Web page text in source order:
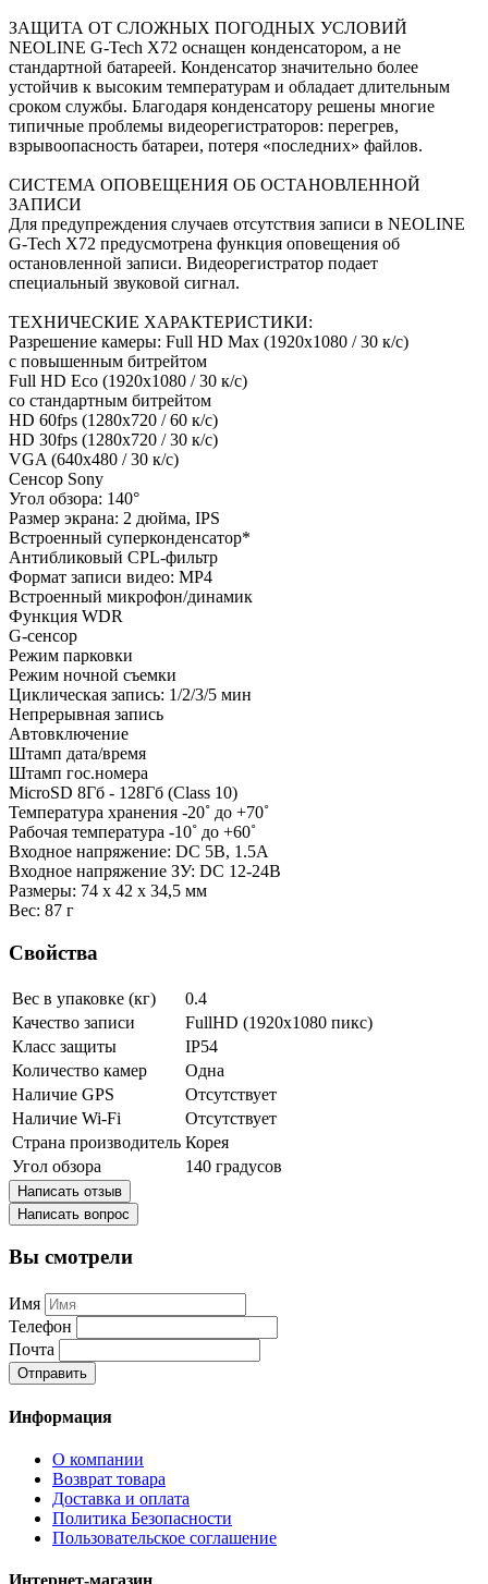
ЗАЩИТА ОТ СЛОЖНЫХ ПОГОДНЫХ УСЛОВИЙ
NEOLINE G-Tech X72 оснащен конденсатором, а не
стандартной батареей. Конденсатор значительно более
устойчив к высоким температурам и обладает длительным
сроком службы. Благодаря конденсатору решены многие
типичные проблемы видеорегистраторов: перегрев,
взрывоопасность батареи, потеря «последних» файлов.
СИСТЕМА ОПОВЕЩЕНИЯ ОБ ОСТАНОВЛЕННОЙ
ЗАПИСИ
Для предупреждения случаев отсутствия записи в NEOLINE
G-Tech X72 предусмотрена функция оповещения об
остановленной записи. Видеорегистратор подает
специальный звуковой сигнал.
ТЕХНИЧЕСКИЕ ХАРАКТЕРИСТИКИ:
Разрешение камеры: Full HD Max (1920x1080 / 30 к/c)
с повышенным битрейтом
Full HD Eco (1920x1080 / 30 к/c)
со стандартным битрейтом
HD 60fps (1280x720 / 60 к/c)
HD 30fps (1280x720 / 30 к/c)
VGA (640x480 / 30 к/c)
Сенсор Sony
Угол обзора: 140°
Размер экрана: 2 дюйма, IPS
Встроенный суперконденсатор*
Антибликовый CPL-фильтр
Формат записи видео: MP4
Встроенный микрофон/динамик
Функция WDR
G-сенсор
Режим парковки
Режим ночной съемки
Циклическая запись: 1/2/3/5 мин
Непрерывная запись
Автовключение
Штамп дата/время
Штамп гос.номера
MicroSD 8Гб - 128Гб (Class 10)
Температура хранения -20˚ до +70˚
Рабочая температура -10˚ до +60˚
Входное напряжение: DC 5В, 1.5А
Входное напряжение ЗУ: DC 12-24В
Размеры: 74 x 42 x 34,5 мм
Вес: 87 г
Свойства
Вес в упаковке (кг)
0.4
Качество записи
FullHD (1920x1080 пикс)
Класс защиты
IP54
Количество камер
Одна
Наличие GPS
Отсутствует
Наличие Wi-Fi
Отсутствует
Страна производитель Корея
Угол обзора
140 градусов
Написать отзыв
Написать вопрос
Вы смотрели
Имя
Телефон
Почта
Отправить
Информация
О компании
Возврат товара
Доставка и оплата
Политика Безопасности
Пользовательское соглашение